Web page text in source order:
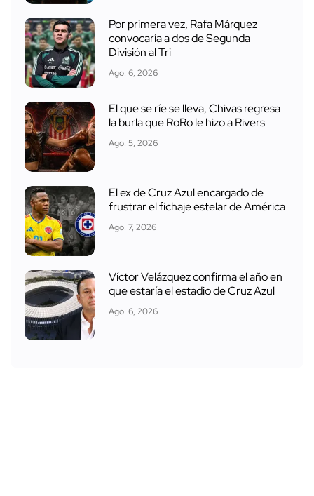
Por primera vez, Rafa Márquez
convocaría a dos de Segunda
División al Tri
Ago. 6, 2026
El que se ríe se lleva, Chivas regresa
la burla que RoRo le hizo a Rivers
Ago. 5, 2026
El ex de Cruz Azul encargado de
frustrar el fichaje estelar de América
Ago. 7, 2026
Víctor Velázquez confirma el año en
que estaría el estadio de Cruz Azul
Ago. 6, 2026